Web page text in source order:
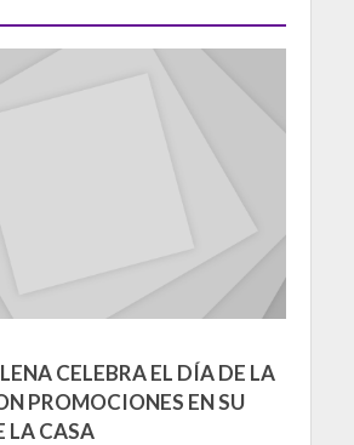
CELEBRA EL DÍA DE LA
PROMOCIONES EN SU
LA CASA